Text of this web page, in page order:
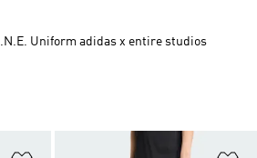
Uniform adidas x entire studios